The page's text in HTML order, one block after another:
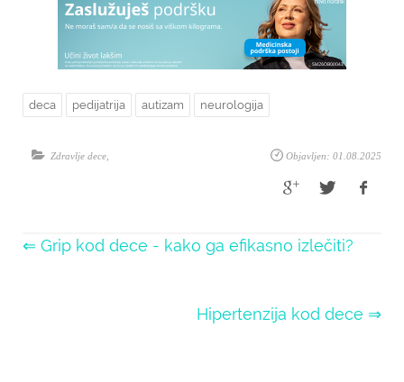
deca pedijatrija autizam neurologija
Objavljen: 01.08.2025
Zdravlje dece
⇐ Grip kod dece - kako ga efikasno izlečiti?
Hipertenzija kod dece ⇒